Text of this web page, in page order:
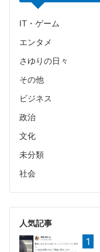
IT・ゲーム
エンタメ
さゆりの日々
その他
ビジネス
政治
文化
未分類
社会
人気記事